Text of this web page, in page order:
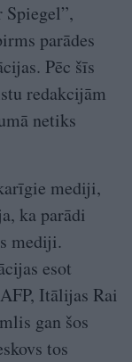
Spiegel”,
parādes
Pēc šīs
redakcijām
netiks
mediji,
ka parādi
mediji.
esot
Itālijas Rai
gan šos
tos